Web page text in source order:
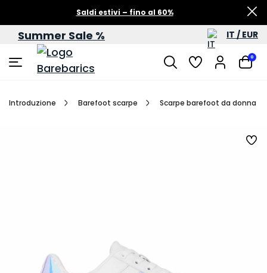
Saldi estivi – fino al 60%
Summer Sale % IT / EUR
0
Introduzione Barefoot scarpe Scarpe barefoot da donna